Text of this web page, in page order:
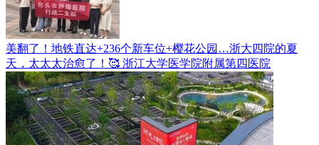
美翻了！地铁直达+236个新车位+樱花公园…浙大四院的夏
天，太太太治愈了！🥰 浙江大学医学院附属第四医院